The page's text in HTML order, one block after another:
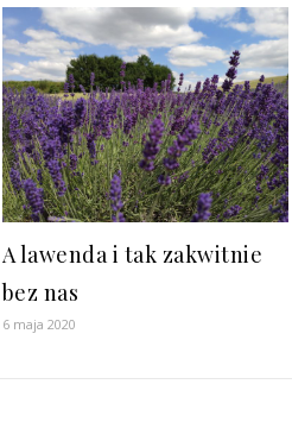
A lawenda i tak zakwitnie
bez nas
6 maja 2020